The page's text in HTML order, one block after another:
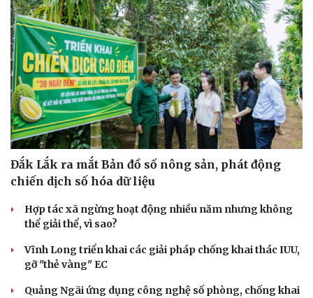
Đắk Lắk ra mắt Bản đồ số nông sản, phát động
chiến dịch số hóa dữ liệu
Hợp tác xã ngừng hoạt động nhiều năm nhưng không
thể giải thể, vì sao?
Vĩnh Long triển khai các giải pháp chống khai thác IUU,
gỡ "thẻ vàng" EC
Quảng Ngãi ứng dụng công nghệ số phòng, chống khai